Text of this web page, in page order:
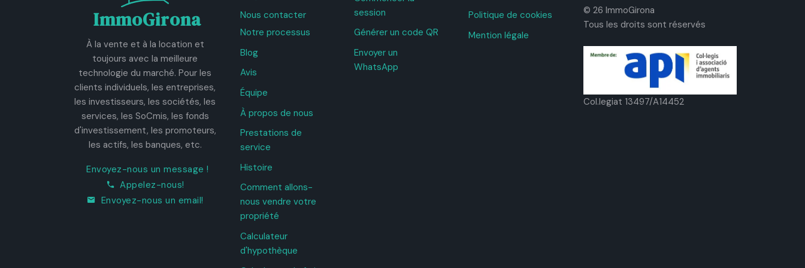
ImmoGirona
À la vente et à la location et
toujours avec la meilleure
technologie du marché. Pour les
clients individuels, les entreprises,
les investisseurs, les sociétés, les
services, les SoCmis, les fonds
d'investissement, les promoteurs,
les actifs, les banques, etc.
Envoyez-nous un message !
Appelez-nous!
Envoyez-nous un email!
Nous contacter
Notre processus
Blog
Avis
Équipe
À propos de nous
Prestations de
service
Histoire
Comment allons-
nous vendre votre
propriété
Calculateur
d'hypothèque
session
Générer un code QR
Envoyer un
WhatsApp
Politique de cookies
Mention légale
© 26 ImmoGirona
Tous les droits sont réservés
Col.legiat 13497/A14452